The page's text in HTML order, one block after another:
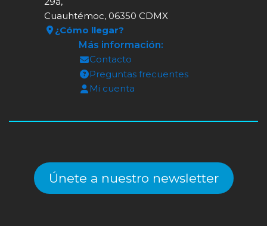
Cuauhtémoc, 06350 CDMX
¿Cómo llegar?
Más información:
Contacto
Preguntas frecuentes
Mi cuenta
Únete a nuestro newsletter